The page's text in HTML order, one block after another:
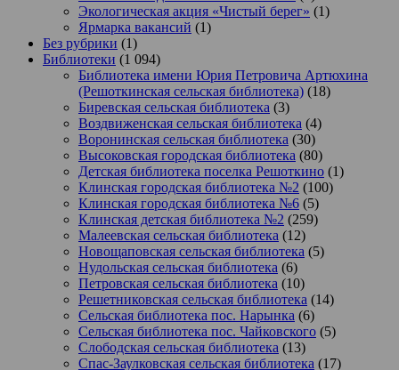
Экологическая акция «Чистый берег» (1)
Ярмарка вакансий (1)
Без рубрики (1)
Библиотеки (1 094)
Библиотека имени Юрия Петровича Артюхина
(Решоткинская сельская библиотека) (18)
Биревская сельская библиотека (3)
Воздвиженская сельская библиотека (4)
Воронинская сельская библиотека (30)
Высоковская городская библиотека (80)
Детская библиотека поселка Решоткино (1)
Клинская городская библиотека №2 (100)
Клинская городская библиотека №6 (5)
Клинская детская библиотека №2 (259)
Малеевская сельская библиотека (12)
Новощаповская сельская библиотека (5)
Нудольская сельская библиотека (6)
Петровская сельская библиотека (10)
Решетниковская сельская библиотека (14)
Сельская библиотека пос. Нарынка (6)
Сельская библиотека пос. Чайковского (5)
Слободская сельская библиотека (13)
Спас-Заулковская сельская библиотека (17)